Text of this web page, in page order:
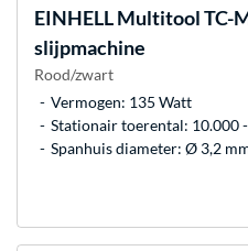
EINHELLMultitool TC-
slijpmachine
Rood/zwart
Vermogen: 135 Watt
Stationair toerental: 10.000
Spanhuis diameter: Ø 3,2